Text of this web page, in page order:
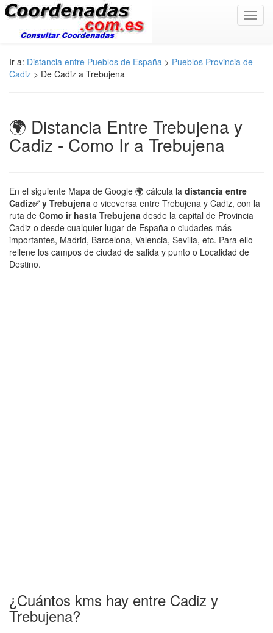
Ir a: Distancia entre Pueblos de España > Pueblos Provincia de
Cadiz > De Cadiz a Trebujena
🌍 Distancia Entre Trebujena y
Cadiz - Como Ir a Trebujena
En el siguiente Mapa de Google 🌍 cálcula la distancia entre
Cadiz✅ y Trebujena o viceversa entre Trebujena y Cadiz, con la
ruta de Como ir hasta Trebujena desde la capital de Provincia
Cadiz o desde cualquier lugar de España o ciudades más
importantes, Madrid, Barcelona, Valencia, Sevilla, etc. Para ello
rellene los campos de ciudad de salida y punto o Localidad de
Destino.
¿Cuántos kms hay entre Cadiz y
Trebujena?